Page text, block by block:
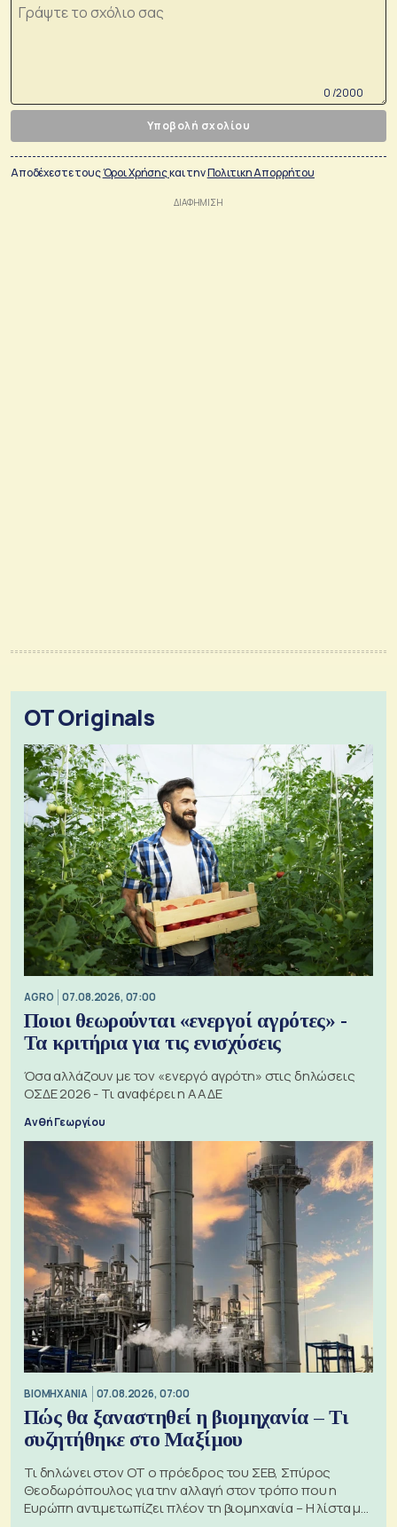
0 /2000
Υποβολή σχολίου
Αποδέχεστε τουςΌροι Χρήσηςκαι τηνΠολιτικη Απορρήτου
OT Originals
AGRO 07.08.2026, 07:00
Ποιοι θεωρούνται «ενεργοί αγρότες» -
Τα κριτήρια για τις ενισχύσεις
Όσα αλλάζουν με τον «ενεργό αγρότη» στις δηλώσεις
ΟΣΔΕ 2026 - Τι αναφέρει η ΑΑΔΕ
Ανθή Γεωργίου
ΒΙΟΜΗΧΑΝΙΑ 07.08.2026, 07:00
Πώς θα ξαναστηθεί η βιομηχανία – Τι
συζητήθηκε στο Μαξίμου
Τι δηλώνει στον ΟΤ ο πρόεδρος του ΣΕΒ, Σπύρος
Θεοδωρόπουλος για την αλλαγή στον τρόπο που η
Ευρώπη αντιμετωπίζει πλέον τη βιομηχανία – Η λίστα με